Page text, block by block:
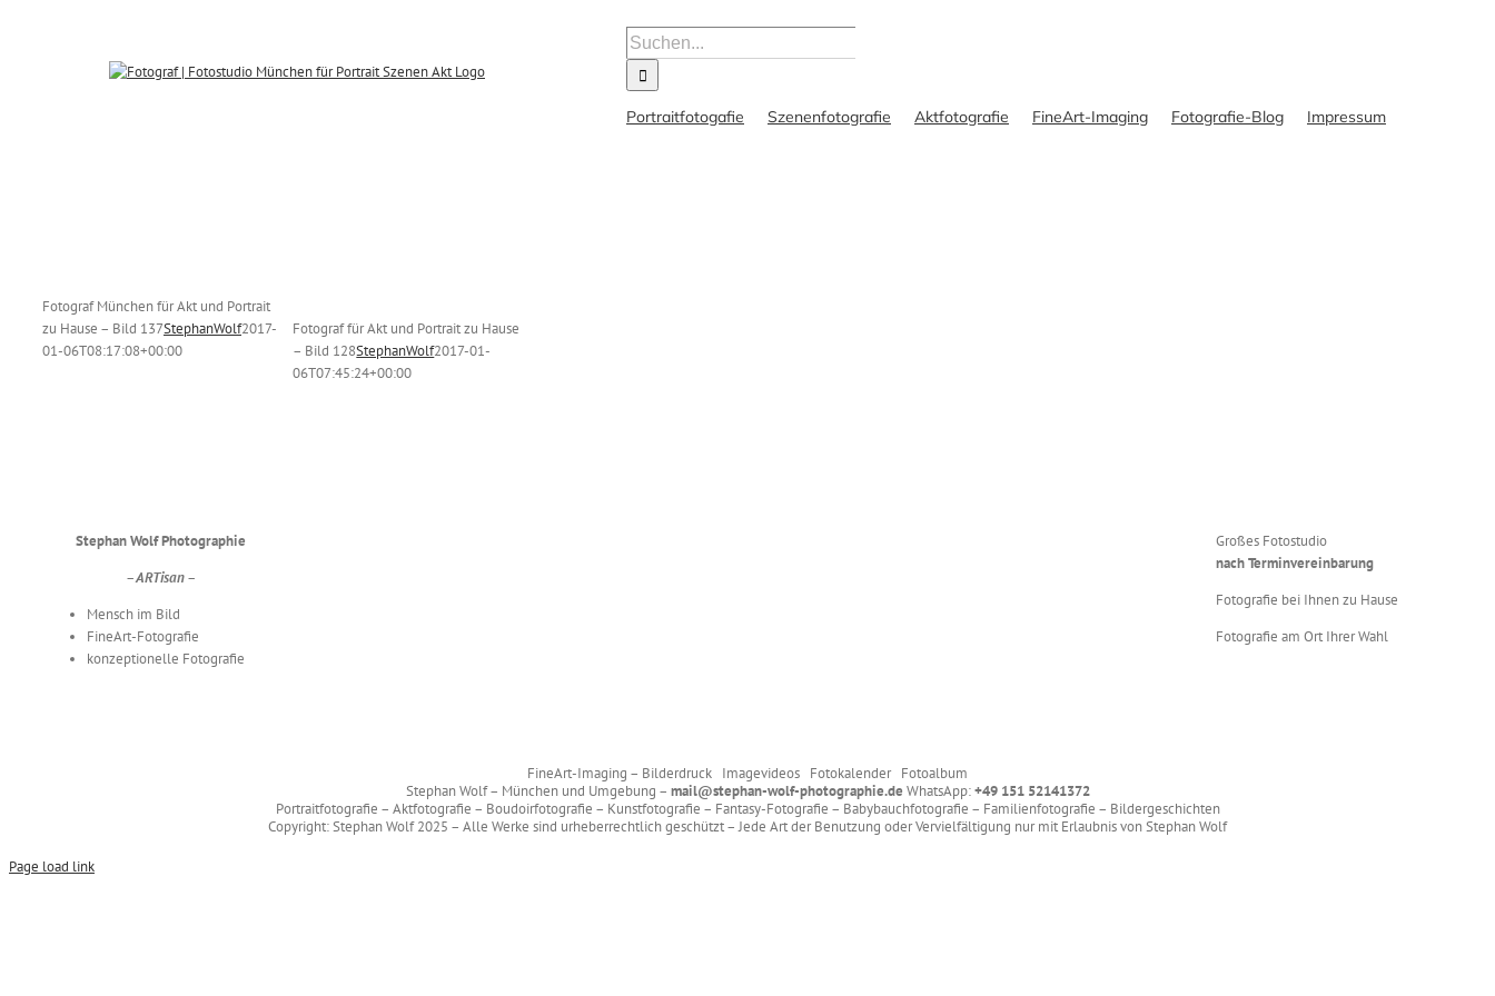
Suche
nach:
Portraitfotogafie Szenenfotografie Aktfotografie FineArt-Imaging Fotografie-Blog Impressum
Fotograf München für Akt und Portrait
zu Hause – Bild 137StephanWolf2017-
01-06T08:17:08+00:00
zu Hause Dessous-/Aktfotografie
Farbfotos
Fotograf für Akt und Portrait zu Hause
– Bild 128StephanWolf2017-01-
06T07:45:24+00:00
Stephan Wolf Photographie
– ARTisan –
Mensch im Bild
FineArt-Fotografie
konzeptionelle Fotografie
Großes Fotostudio
nach Terminvereinbarung
Fotografie bei Ihnen zu Hause
Fotografie am Ort Ihrer Wahl
FineArt-Imaging – Bilderdruck Imagevideos Fotokalender Fotoalbum
Stephan Wolf – München und Umgebung – mail@stephan-wolf-photographie.de WhatsApp:+49 151 52141372
Portraitfotografie – Aktfotografie – Boudoirfotografie – Kunstfotografie – Fantasy-Fotografie – Babybauchfotografie – Familienfotografie – Bildergeschichten
Copyright: Stephan Wolf 2025 – Alle Werke sind urheberrechtlich geschützt – Jede Art der Benutzung oder Vervielfältigung nur mit Erlaubnis von Stephan Wolf
Page load link